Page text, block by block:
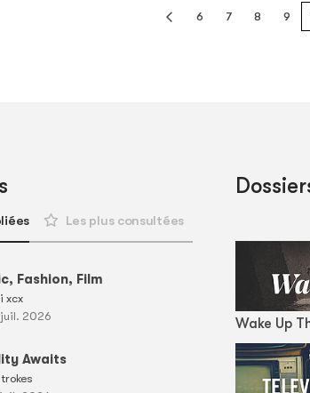
6 7 8 9
Les plus consultées
Fashion, Film
xcx
2026
Awaits
Wake Up